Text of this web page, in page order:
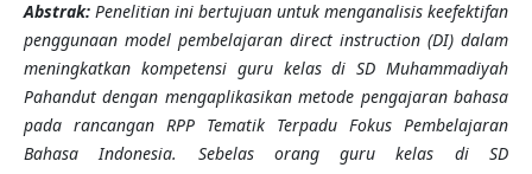
Abstrak: Penelitian ini bertujuan untuk menganalisis keefektifan
penggunaan model pembelajaran direct instruction (DI) dalam
meningkatkan kompetensi guru kelas di SD Muhammadiyah
Pahandutdengan mengaplikasikan metode pengajaran bahasa
pada rancangan RPP Tematik Terpadu Fokus Pembelajaran
Bahasa Indonesia. Sebelas orang guru kelas di SD